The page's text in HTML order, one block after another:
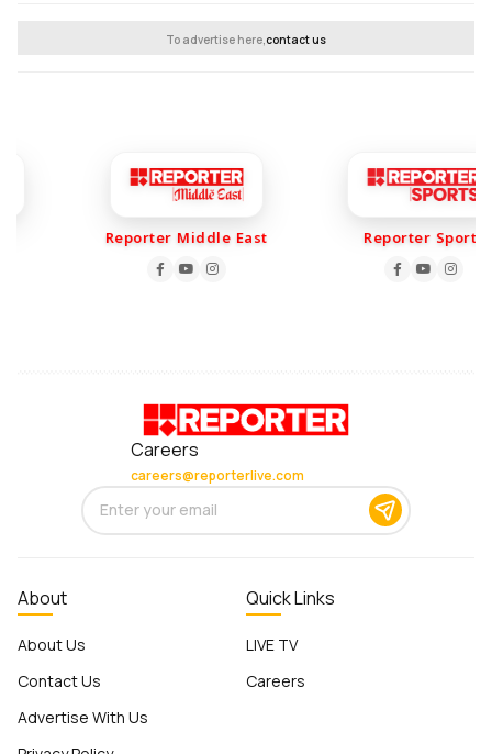
To advertise here,contact us
Reporter Middle East Reporter Sports
Careers
careers@reporterlive.com
About
About Us
Contact Us
Advertise With Us
Quick Links
LIVE TV
Careers